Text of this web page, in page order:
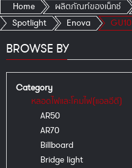
Home ผลิตภัณท์ของเน็กซ์
Spotlight
Enova GU10
BROWSE BY
Category
หลอดไฟและโคมไฟ(แอลอีดี)
AR50
AR70
Billboard
Bridge light